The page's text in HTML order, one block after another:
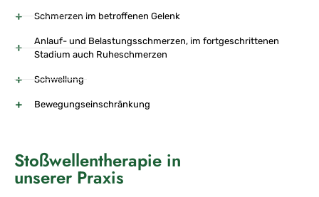
Schmerzen im betroffenen Gelenk
Anlauf- und Belastungsschmerzen, im fortgeschrittenen
Stadium auch Ruheschmerzen
Schwellung
Bewegungseinschränkung
Stoßwellentherapie in
unserer Praxis